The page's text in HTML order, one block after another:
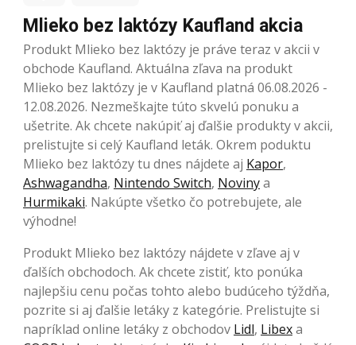
Mlieko bez laktózy Kaufland akcia
Produkt Mlieko bez laktózy je práve teraz v akcii v
obchode Kaufland. Aktuálna zľava na produkt
Mlieko bez laktózy je v Kaufland platná 06.08.2026 -
12.08.2026. Nezmeškajte túto skvelú ponuku a
ušetrite. Ak chcete nakúpiť aj ďalšie produkty v akcii,
prelistujte si celý Kaufland leták. Okrem poduktu
Mlieko bez laktózy tu dnes nájdete aj Kapor,
Ashwagandha, Nintendo Switch, Novinya
Hurmikaki. Nakúpte všetko čo potrebujete, ale
výhodne!
Produkt Mlieko bez laktózy nájdete v zľave aj v
ďalších obchodoch. Ak chcete zistiť, kto ponúka
najlepšiu cenu počas tohto alebo budúceho týždňa,
pozrite si aj ďalšie letáky z kategórie. Prelistujte si
napríklad online letáky z obchodov Lidl, Libexa